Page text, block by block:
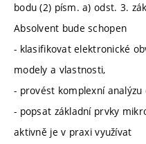
bodu (2) písm. a) odst. 3.
Absolvent bude schopen
- klasifikovat elektronické
modely a vlastnosti,
- provést komplexní
- popsat základní prvky
aktivně je v praxi využívat